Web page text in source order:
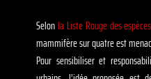
Selonla Liste Rouge des
mammifère sur quatre est
Pour sensibiliser et